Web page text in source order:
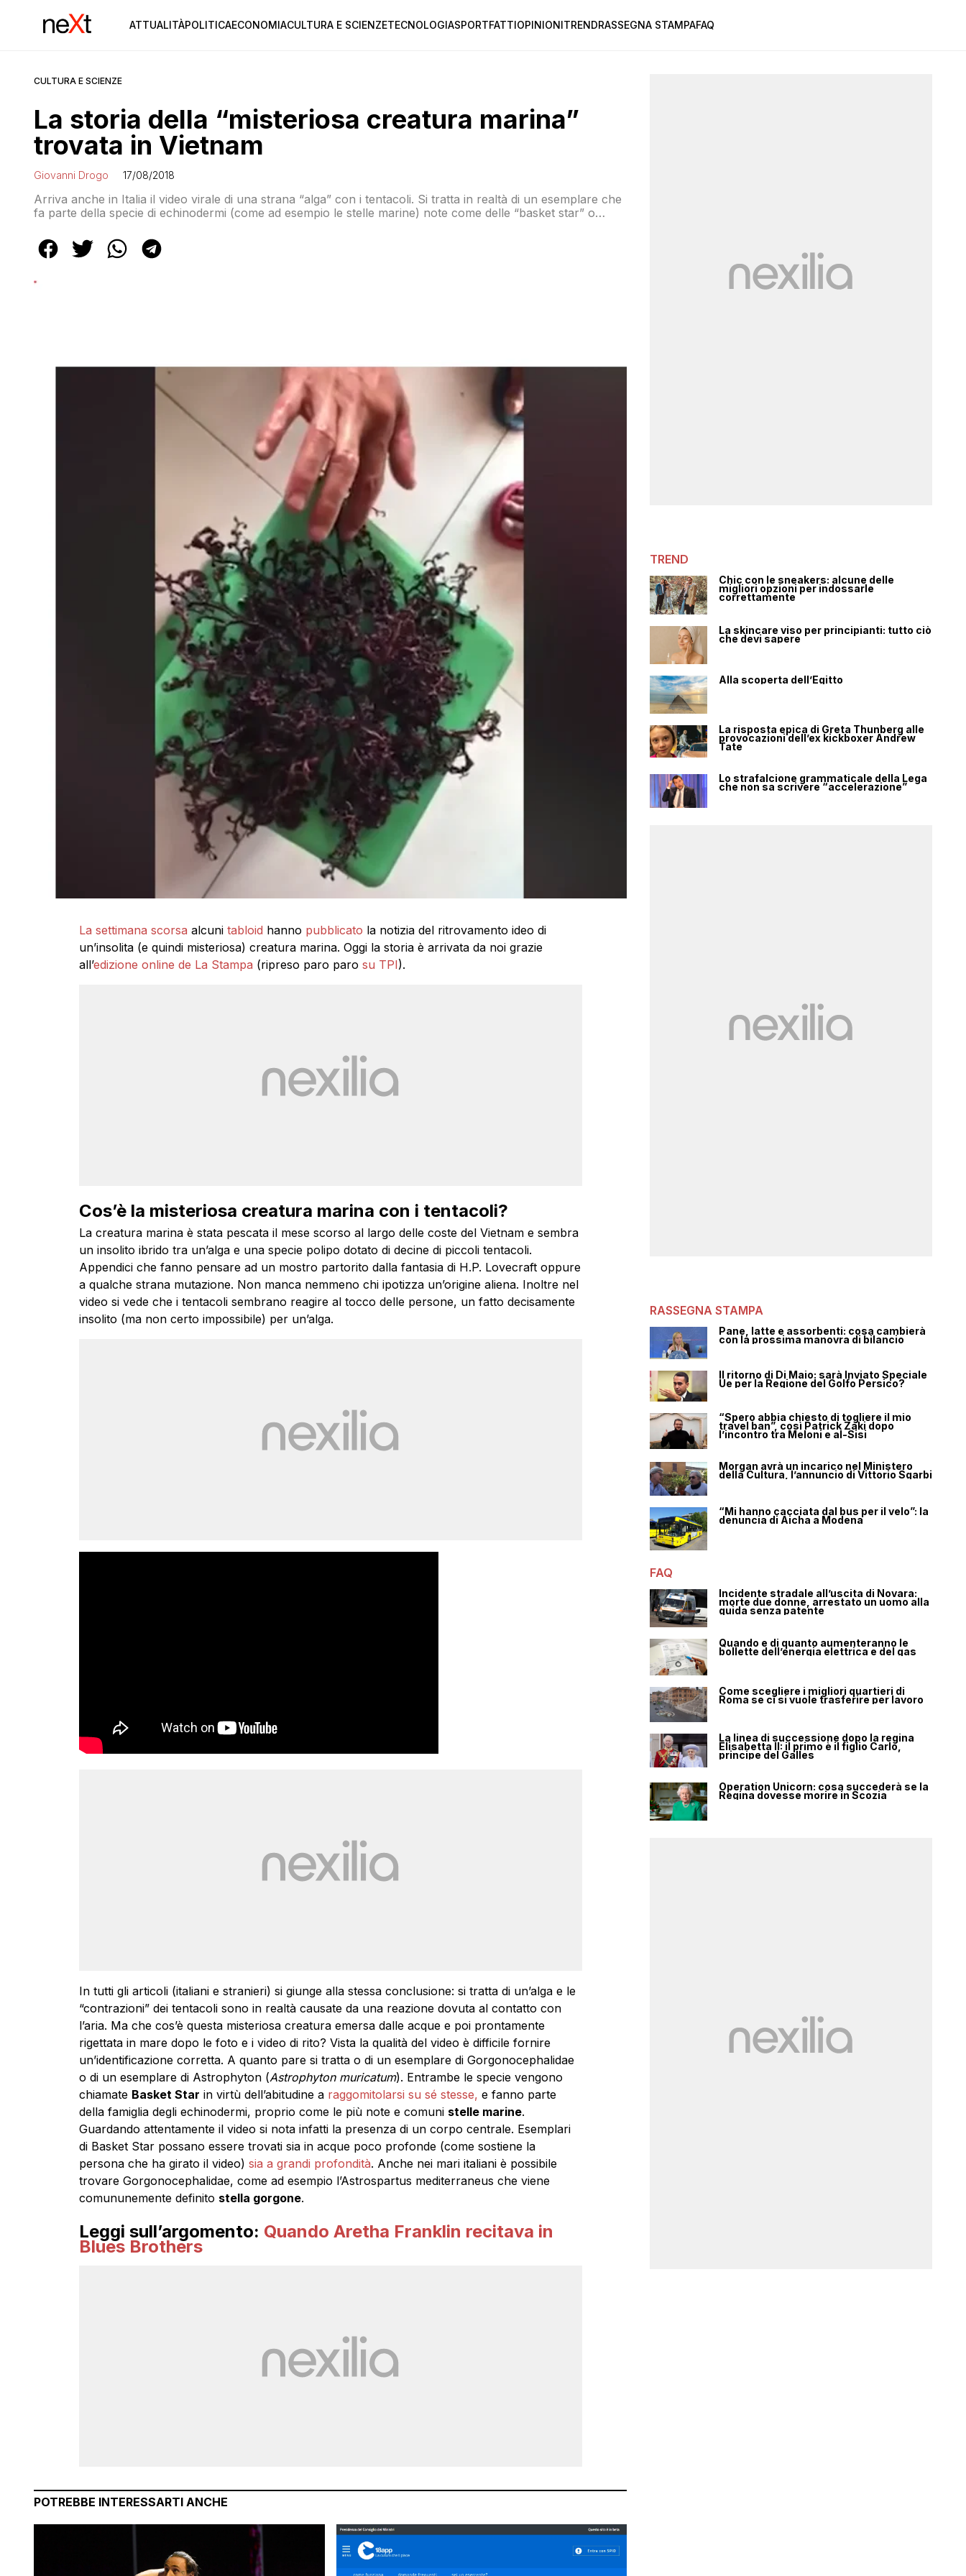
ATTUALITÀPOLITICAECONOMIACULTURA E SCIENZETECNOLOGIASPORTFATTIOPINIONITRENDRASSEGNA STAMPAFAQ
CULTURA E SCIENZE
La storia della “misteriosa creatura marina”
trovata in Vietnam
Giovanni Drogo 17/08/2018
Arriva anche in Italia il video virale di una strana “alga” con i tentacoli. Si tratta in realtà di un esemplare che
fa parte della specie di echinodermi (come ad esempio le stelle marine) note come delle “basket star” o
La settimana scorsa alcuni tabloid hanno pubblicato la notizia del ritrovamento ideo di
un’insolita (e quindi misteriosa) creatura marina. Oggi la storia è arrivata da noi grazie
all’edizione online de La Stampa (ripreso paro paro su TPI).
Cos’è la misteriosa creatura marina con i tentacoli?
La creatura marina è stata pescata il mese scorso al largo delle coste del Vietnam e sembra
un insolito ibrido tra un’alga e una specie polipo dotato di decine di piccoli tentacoli.
Appendici che fanno pensare ad un mostro partorito dalla fantasia di H.P. Lovecraft oppure
a qualche strana mutazione. Non manca nemmeno chi ipotizza un’origine aliena. Inoltre nel
video si vede che i tentacoli sembrano reagire al tocco delle persone, un fatto decisamente
insolito (ma non certo impossibile) per un’alga.
In tutti gli articoli (italiani e stranieri) si giunge alla stessa conclusione: si tratta di un’alga e le
“contrazioni” dei tentacoli sono in realtà causate da una reazione dovuta al contatto con
l’aria. Ma che cos’è questa misteriosa creatura emersa dalle acque e poi prontamente
rigettata in mare dopo le foto e i video di rito? Vista la qualità del video è difficile fornire
un’identificazione corretta. A quanto pare si tratta o di un esemplare di Gorgonocephalidae
o di un esemplare di Astrophyton (Astrophyton muricatum). Entrambe le specie vengono
chiamate Basket Star in virtù dell’abitudine a raggomitolarsi su sé stesse, e fanno parte
della famiglia degli echinodermi, proprio come le più note e comuni stelle marine.
Guardando attentamente il video si nota infatti la presenza di un corpo centrale. Esemplari
di Basket Star possano essere trovati sia in acque poco profonde (come sostiene la
persona che ha girato il video) sia a grandi profondità. Anche nei mari italiani è possibile
trovare Gorgonocephalidae, come ad esempio l’Astrospartus mediterraneus che viene
comununemente definito stella gorgone.
Leggi sull’argomento: Quando Aretha Franklin recitava in
Blues Brothers
POTREBBE INTERESSARTI ANCHE
TREND
Chic con le sneakers: alcune delle
migliori opzioni per indossarle
correttamente
La skincare viso per principianti: tutto ciò
che devi sapere
Alla scoperta dell’Egitto
La risposta epica di Greta Thunberg alle
provocazioni dell’ex kickboxer Andrew
Tate
Lo strafalcione grammaticale della Lega
che non sa scrivere “accelerazione”
RASSEGNA STAMPA
Pane, latte e assorbenti: cosa cambierà
con la prossima manovra di bilancio
Il ritorno di Di Maio: sarà Inviato Speciale
Ue per la Regione del Golfo Persico?
“Spero abbia chiesto di togliere il mio
travel ban”, così Patrick Zaki dopo
l’incontro tra Meloni e al-Sisi
Morgan avrà un incarico nel Ministero
della Cultura, l’annuncio di Vittorio Sgarbi
“Mi hanno cacciata dal bus per il velo”: la
denuncia di Aicha a Modena
FAQ
Incidente stradale all’uscita di Novara:
morte due donne, arrestato un uomo alla
guida senza patente
Quando e di quanto aumenteranno le
bollette dell’energia elettrica e del gas
Come scegliere i migliori quartieri di
Roma se ci si vuole trasferire per lavoro
La linea di successione dopo la regina
Elisabetta II: il primo è il figlio Carlo,
principe del Galles
Operation Unicorn: cosa succederà se la
Regina dovesse morire in Scozia